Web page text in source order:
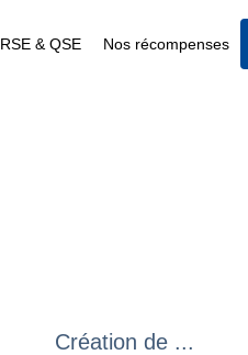
RSE & QSE Nos récompenses
Création de ...